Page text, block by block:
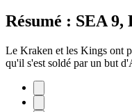
Résumé : SEA
Le Kraken et les Kings ont
qu'il s'est soldé par un but